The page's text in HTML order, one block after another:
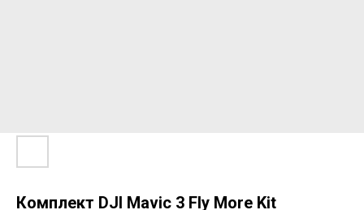
Комплект DJI Mavic 3 Fly More Kit